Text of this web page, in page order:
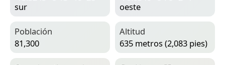
sur
oeste
Población
81,300
Altitud
635 metros (2,083 pies)